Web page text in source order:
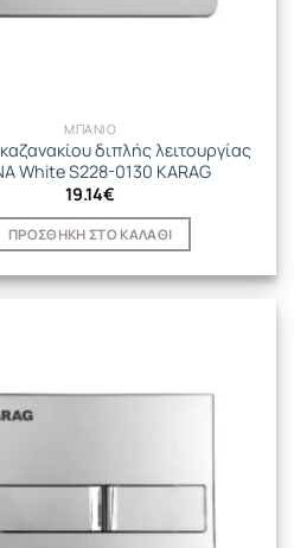
ΜΠΑΝΙΟ
διπλής λειτουργίας
White S228-0130 KARAG
19.14€
ΠΡΟΣΘΉΚΗ ΣΤΟ ΚΑΛΆΘΙ